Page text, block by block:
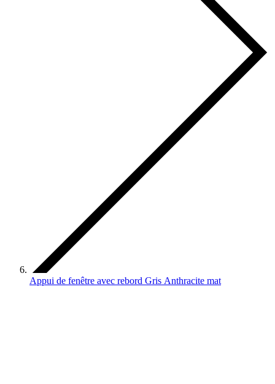
Appui de fenêtre avec rebord Gris Anthracite mat